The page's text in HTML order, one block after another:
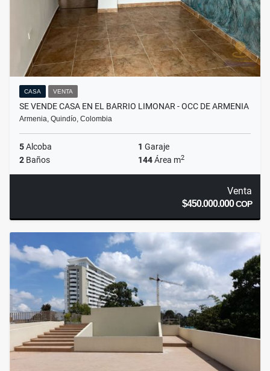
CASA VENTA
SE VENDE CASA EN EL BARRIO LIMONAR - OCC DE ARMENIA
Armenia, Quindío, Colombia
5Alcoba 1 Garaje
2 Baños 144Área m2
Venta
$450.000.000COP